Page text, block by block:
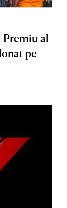
Premiu al
pe